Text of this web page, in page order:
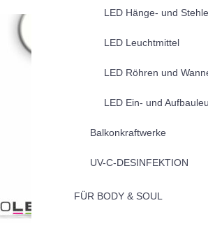
LED Hänge- und
LED Leuchtmittel
LED Röhren und
LED Ein- und
Balkonkraftwerke
UV-C-DESINFEKTION
FÜR BODY & SOUL